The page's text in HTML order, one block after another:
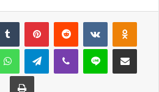
Tumblr PinterestReddit VKontakte
WhatsAppTelegramViber Line E-Posta ile
Yazdır